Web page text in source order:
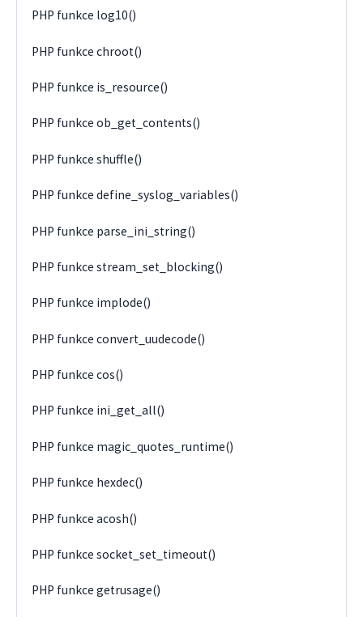
PHP funkce log10()
PHP funkce chroot()
PHP funkce is_resource()
PHP funkce ob_get_contents()
PHP funkce shuffle()
PHP funkce define_syslog_variables()
PHP funkce parse_ini_string()
PHP funkce stream_set_blocking()
PHP funkce implode()
PHP funkce convert_uudecode()
PHP funkce cos()
PHP funkce ini_get_all()
PHP funkce magic_quotes_runtime()
PHP funkce hexdec()
PHP funkce acosh()
PHP funkce socket_set_timeout()
PHP funkce getrusage()